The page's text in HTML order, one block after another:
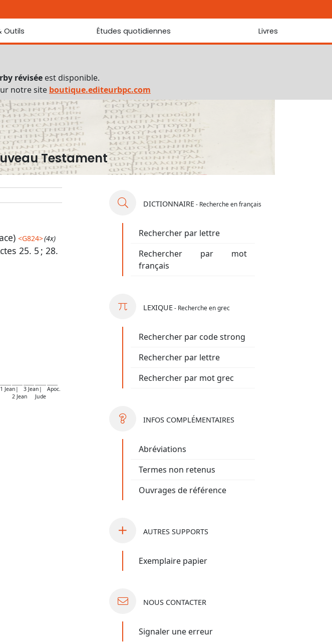
Outils
révisée
interlinéaire
Dictionnaire français du Nouveau Testament
Testament
Questionnaire de connaissances du Nouveau Testament
Études quotidiennes Livres
révisée est disponible.
notre site boutique.editeurbpc.com
Testament
<G824>(4x)
25. 5 ; 28.
1 Jean |
2 Jean
3 Jean |
Jude
Apoc.
DICTIONNAIRE- Recherche en français
Rechercher par lettre
Rechercher par mot
français
LEXIQUE- Recherche en grec
Rechercher par code strong
Rechercher par lettre
Rechercher par mot grec
INFOS COMPLÉMENTAIRES
Abréviations
Termes non retenus
Ouvrages de référence
AUTRES SUPPORTS
Exemplaire papier
NOUS CONTACTER
Signaler une erreur